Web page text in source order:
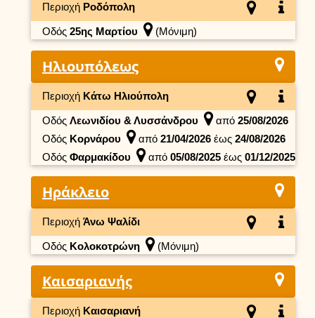
Περιοχή Ροδόπολη
Οδός 25ης Μαρτίου (Μόνιμη)
Ηλιουπόλεως
Περιοχή Κάτω Ηλιούπολη
Οδός Λεωνιδίου & Λυσσάνδρου από 25/08/2026
Οδός Κορνάρου από 21/04/2026 έως 24/08/2026
Οδός Φαρμακίδου από 05/08/2025 έως 01/12/2025
Ηράκλειο
Περιοχή Άνω Ψαλίδι
Οδός Κολοκοτρώνη (Μόνιμη)
Καισαριανής
Περιοχή Καισαριανή